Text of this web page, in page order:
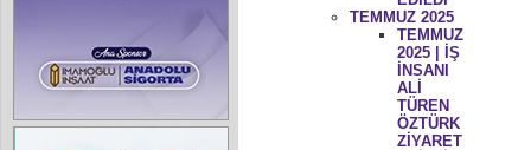
TEMMUZ 2025
TEMMUZ
2025 | İŞ
İNSANI
ALİ
TÜREN
ÖZTÜRK
ZİYARET